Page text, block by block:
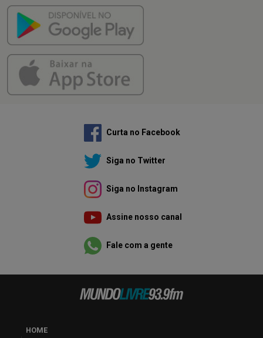
Curta no Facebook
Siga no Twitter
Siga no Instagram
Assine nosso canal
Fale com a gente
HOME